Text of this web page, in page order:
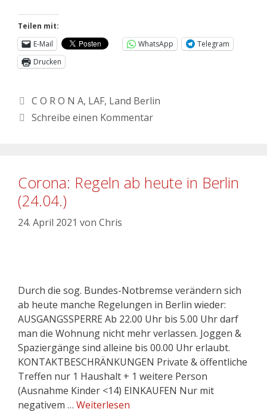
Teilen mit:
E-Mail
WhatsApp
Telegram
Drucken
C O R O N A, LAF, Land Berlin
Schreibe einen Kommentar
Corona: Regeln ab heute in Berlin
(24.04.)
24. April 2021 von Chris
Durch die sog. Bundes-Notbremse verändern sich
ab heute manche Regelungen in Berlin wieder:
AUSGANGSSPERRE Ab 22.00 Uhr bis 5.00 Uhr darf
man die Wohnung nicht mehr verlassen. Joggen &
Spaziergänge sind alleine bis 00.00 Uhr erlaubt.
KONTAKTBESCHRÄNKUNGEN Private & öffentliche
Treffen nur 1 Haushalt + 1 weitere Person
(Ausnahme Kinder <14) EINKAUFEN Nur mit
negativem … Weiterlesen